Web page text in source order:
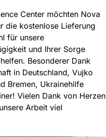
Center möchten Nova
die kostenlose Lieferung
für unsere
und Ihrer Sorge
Besonderer Dank
in Deutschland, Vujko
Bremen, Ukrainehilfe
Vielen Dank von Herzen
Arbeit viel